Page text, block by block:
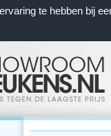
te hebben bij